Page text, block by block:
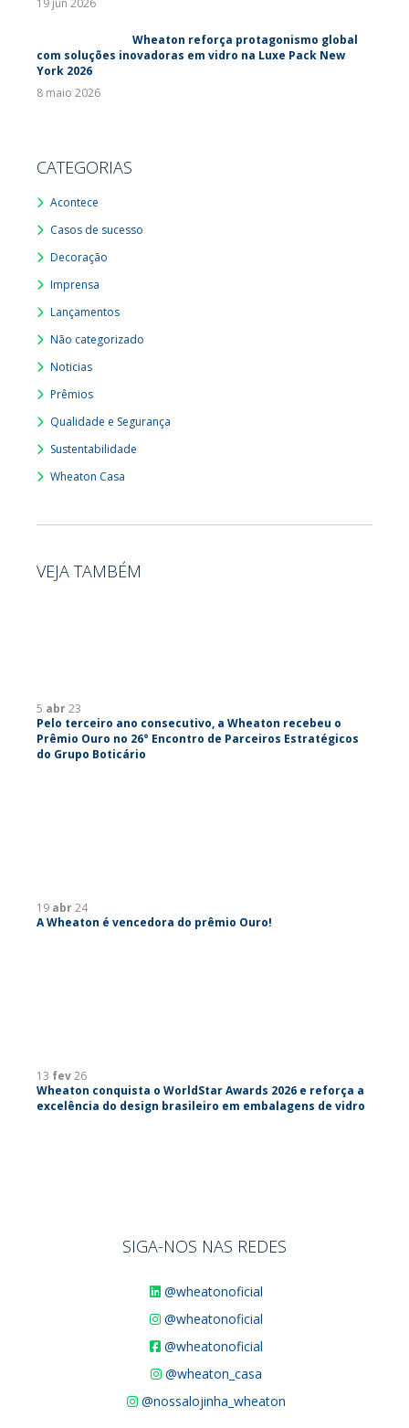
19 jun 2026
Wheaton reforça protagonismo global
com soluções inovadoras em vidro na Luxe Pack New
York 2026
8 maio 2026
CATEGORIAS
Acontece
Casos de sucesso
Decoração
Imprensa
Lançamentos
Não categorizado
Noticias
Prêmios
Qualidade e Segurança
Sustentabilidade
Wheaton Casa
VEJA TAMBÉM
5 abr23
Pelo terceiro ano consecutivo, a Wheaton recebeu o
Prêmio Ouro no 26° Encontro de Parceiros Estratégicos
do Grupo Boticário
19 abr24
A Wheaton é vencedora do prêmio Ouro!
13 fev26
Wheaton conquista o WorldStar Awards 2026 e reforça a
excelência do design brasileiro em embalagens de vidro
SIGA-NOS NAS REDES
@wheatonoficial
@wheatonoficial
@wheatonoficial
@wheaton_casa
@nossalojinha_wheaton